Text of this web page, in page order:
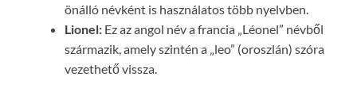
önálló névként is használatos több nyelvben.
Lionel: Ez az angol név a francia „Léonel” névből
származik, amely szintén a „leo” (oroszlán) szóra
vezethető vissza.